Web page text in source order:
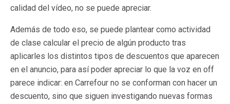
calidad del vídeo, no se puede apreciar.
Además de todo eso, se puede plantear como actividad
de clase calcular el precio de algún producto tras
aplicarles los distintos tipos de descuentos que aparecen
en el anuncio, para así poder apreciar lo que la voz en off
parece indicar: en Carrefour no se conforman con hacer un
descuento, sino que siguen investigando nuevas formas